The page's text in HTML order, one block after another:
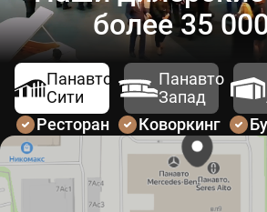
более 35
Панавто
Сити
Панавто
Запад
Ресторан
Коворкинг